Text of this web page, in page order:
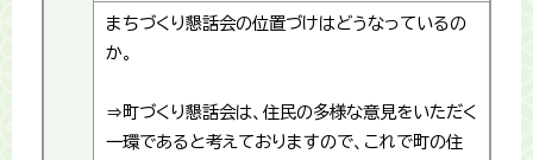
まちづくり懇話会の位置づけはどうなっているの
か。
⇒町づくり懇話会は、住民の多様な意見をいただく
一環であると考えておりますので、これで町の住